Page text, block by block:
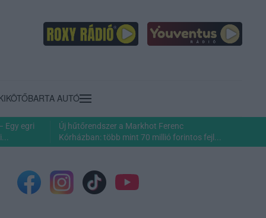
BARTA AUTÓ
Egy egri
Új hűtőrendszer a Markhot Ferenc
Kórházban: több mint 70 millió forintos fejl...